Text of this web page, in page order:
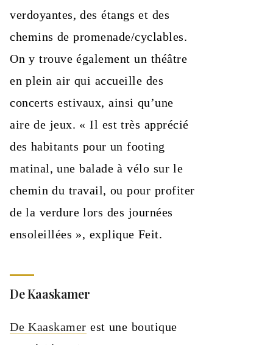
verdoyantes, des étangs et des
chemins de promenade/cyclables.
On y trouve également un théâtre
en plein air qui accueille des
concerts estivaux, ainsi qu’une
aire de jeux. « Il est très apprécié
des habitants pour un footing
matinal, une balade à vélo sur le
chemin du travail, ou pour profiter
de la verdure lors des journées
ensoleillées », explique Feit.
De Kaaskamer
De Kaaskamer est une boutique